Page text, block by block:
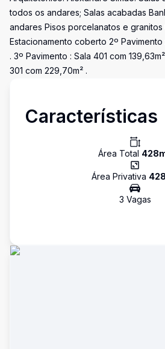
todos os andares; Salas acabadas
andares Pisos porcelanatos e
Estacionamento coberto 2º Pavimento
. 3º Pavimento : Sala 401 com
301 com 229,70m² .
Características
Área Total 428
Área Privativa 428
3 Vagas